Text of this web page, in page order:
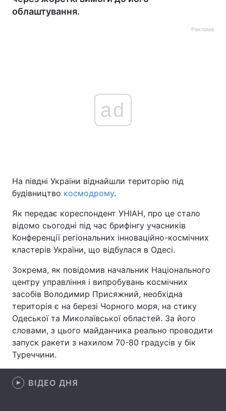
Головна Війна
Економіка Світ
Спорт Наука
Техно і зв'язок Лайт
Зброя Інциденти
Здоров'я
Цікавинки Погода
Екологія
Лонгріди
облаштування.
Реклама
ad
На півдні України віднайшли територію під
будівництво космодрому.
Як передає кореспондент УНІАН, про це стало
відомо сьогодні під час брифінгу учасників
Конференції регіональних інноваційно-космічних
кластерів України, що відбулася в Одесі.
Зокрема, як повідомив начальник Національного
центру управління і випробувань космічних
засобів Володимир Присяжний, необхідна
територія є на березі Чорного моря, на стику
Одеської та Миколаївської областей. За його
словами, з цього майданчика реально проводити
запуск ракети з нахилом 70-80 градусів у бік
Туреччини.
ВІДЕО ДНЯ